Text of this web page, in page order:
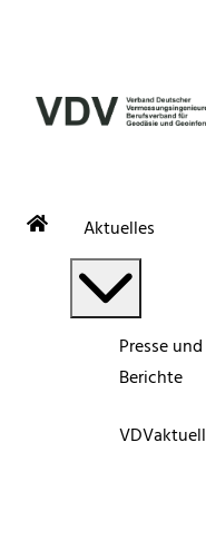
Aktuelles
Presse und
Berichte
VDVaktuell